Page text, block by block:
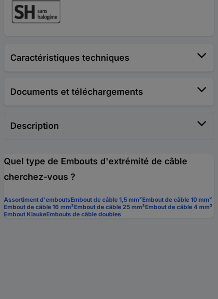
Caractéristiques techniques
Documents et téléchargements
Description
Quel type de Embouts d'extrémité de câble
cherchez-vous ?
Assortiment d'emboutsEmbout de câble 1,5 mm²Embout de câble 10 mm²
Embout de câble 16 mm²Embout de câble 25 mm²Embout de câble 4 mm²
Embout KlaukeEmbouts de câble doubles